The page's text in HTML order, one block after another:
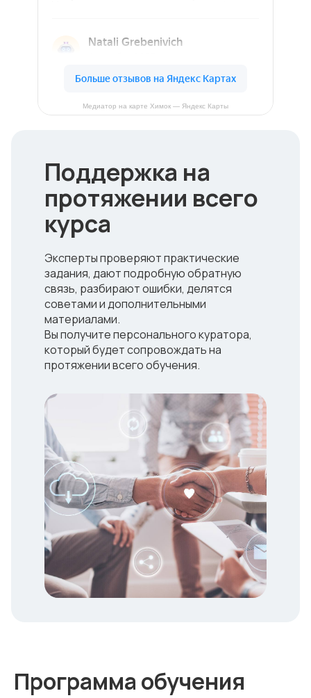
Поддержка на
протяжении всего
курса
Эксперты проверяют практические
задания, дают подробную обратную
связь, разбирают ошибки, делятся
советами и дополнительными
материалами.
Вы получите персонального куратора,
который будет сопровождать на
протяжении всего обучения.
Медиатор на карте Химок — Яндекс Карты
Программа обучения